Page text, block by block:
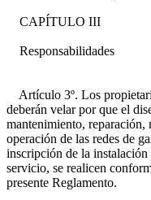
CAPÍTULO III
Responsabilidades
Artículo 3º. Los
deberán velar por que el
mantenimiento,
operación de las redes de
inscripción de la
servicio, se realicen
presente Reglamento.